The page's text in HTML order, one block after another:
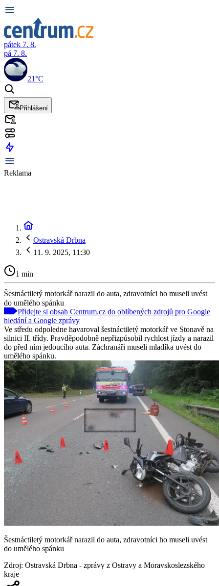
pátek 7. 8.
pá 7. 8.
21°C
Přihlášení
Reklama
Ostravská Drbna
11. 9. 2025, 11:30
1 min
Šestnáctiletý motorkář narazil do auta, zdravotníci ho museli uvést
do umělého spánku
Přidejte si obsah Centrum.cz do oblíbených zdrojů pro Google
hledání a Google zprávy
Ve středu odpoledne havaroval šestnáctiletý motorkář ve Stonavě na
silnici II. třídy. Pravděpodobně nepřizpůsobil rychlost jízdy a narazil
do před ním jedoucího auta. Záchranáři museli mladíka uvést do
umělého spánku.
Šestnáctiletý motorkář narazil do auta, zdravotníci ho museli uvést
do umělého spánku
Zdroj: Ostravská Drbna - zprávy z Ostravy a Moravskoslezského
kraje